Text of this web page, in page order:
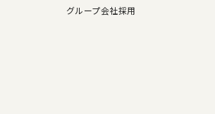
グループ会社採用